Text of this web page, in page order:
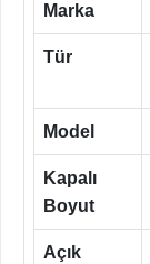
Marka
Tür
Model
Kapalı
Boyut
Açık